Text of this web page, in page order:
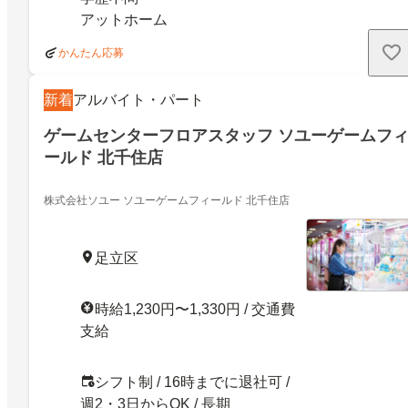
アットホーム
かんたん応募
新着アルバイト・パート
ゲームセンターフロアスタッフ ソユーゲームフィ
ールド 北千住店
株式会社ソユー ソユーゲームフィールド 北千住店
足立区
時給1,230円〜1,330円 / 交通費
支給
シフト制 / 16時までに退社可 /
週2・3日からOK / 長期